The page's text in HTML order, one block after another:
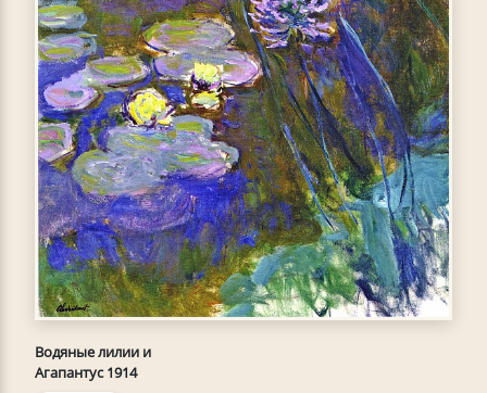
Водяные лилии и
Агапантус 1914